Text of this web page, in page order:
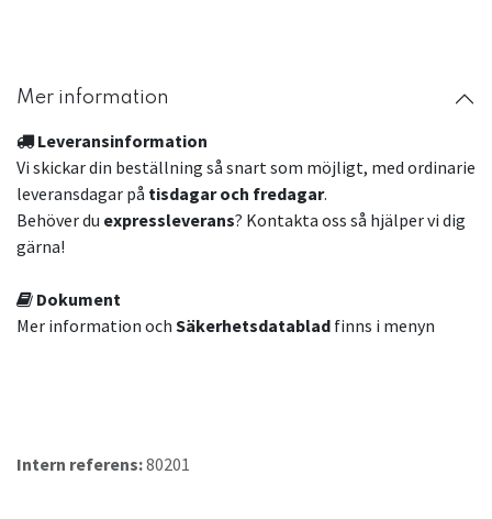
Mer information
Leveransinformation
Vi skickar din beställning så snart som möjligt, med ordinarie
leveransdagar på tisdagar och fredagar.
Behöver du expressleverans? Kontakta oss så hjälper vi dig
gärna!
Dokument
Mer information och Säkerhetsdatablad finns i menyn
Intern referens:80201